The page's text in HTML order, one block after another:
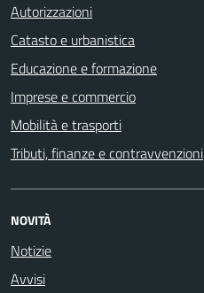
Autorizzazioni
Catasto e urbanistica
Educazione e formazione
Imprese e commercio
Mobilità e trasporti
Tributi, finanze e contravvenzioni
NOVITÀ
Notizie
Avvisi